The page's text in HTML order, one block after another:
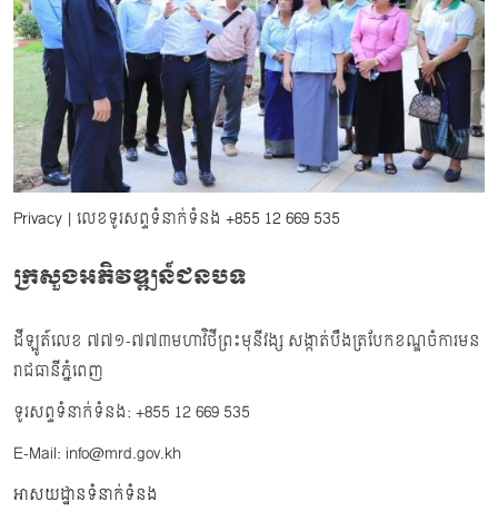
Privacy | លេខទូរសព្ទទំនាក់ទំនង +855 12 669 535
ក្រសួងអភិវឌ្ឍន៍ជនបទ
ដីឡូត៍លេខ ៧៧១-៧៧៣មហាវិថីព្រះមុនីវង្ស សង្កាត់បឹងត្របែកខណ្ឌចំការមន
រាជធានីភ្នំពេញ
ទូរសព្ទទំនាក់ទំនង: +855 12 669 535
E-Mail: info@mrd.gov.kh
អាសយដ្ឋានទំនាក់ទំនង